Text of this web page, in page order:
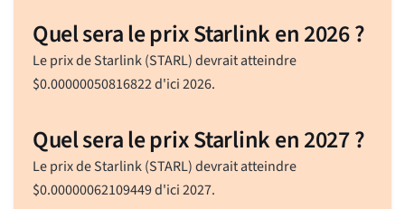
Quel sera le prix Starlink en 2026 ?
Le prix de Starlink (STARL) devrait atteindre
$0.00000050816822d'ici 2026.
Quel sera le prix Starlink en 2027 ?
Le prix de Starlink (STARL) devrait atteindre
$0.00000062109449d'ici 2027.